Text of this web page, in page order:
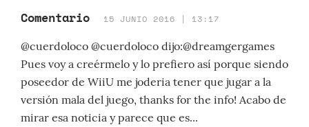
Comentario 15 JUNIO 2016 | 13:17
@cuerdoloco @cuerdoloco dijo:@dreamgergames
Pues voy a creérmelo y lo prefiero así porque siendo
poseedor de WiiU me joderia tener que jugar a la
versión mala del juego, thanks for the info! Acabo de
mirar esa noticia y parece que es...